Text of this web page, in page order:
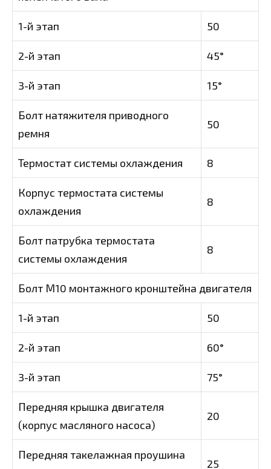
1-й этап 50
2-й этап 45°
3-й этап 15°
Болт натяжителя приводного
ремня
50
Термостат системы охлаждения 8
Корпус термостата системы
охлаждения
8
Болт патрубка термостата
системы охлаждения
8
Болт М10 монтажного кронштейна двигателя
1-й этап 50
2-й этап 60°
3-й этап 75°
Передняя крышка двигателя
(корпус масляного насоса)
20
Передняя такелажная проушина
25